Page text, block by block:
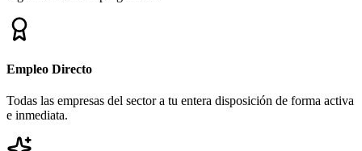
Empleo Directo
Todas las empresas del sector a tu entera disposición de forma activa
e inmediata.